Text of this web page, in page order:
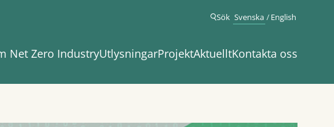
Net Zero IndustryUtlysningarProjektAktuelltKontakta oss
Sök Svenska English